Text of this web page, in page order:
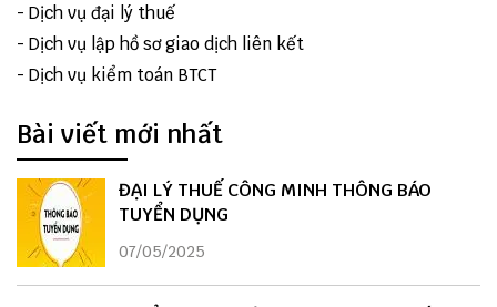
- Dịch vụ đại lý thuế
- Dịch vụ lập hồ sơ giao dịch liên kết
- Dịch vụ kiểm toán BTCT
Bài viết mới nhất
ĐẠI LÝ THUẾ CÔNG MINH THÔNG BÁO
TUYỂN DỤNG
07/05/2025